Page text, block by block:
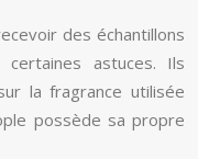
des échantillons
astuces. Ils
la fragrance utilisée
possède sa propre